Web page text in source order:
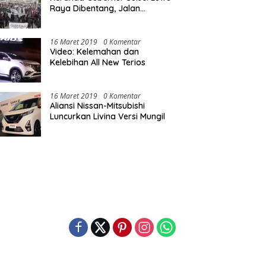
Raya Dibentang, Jalan
16 Maret 2019 0 Komentar
Video: Kelemahan dan
Kelebihan All New Terios
16 Maret 2019 0 Komentar
Aliansi Nissan-Mitsubishi
Luncurkan Livina Versi Mungil